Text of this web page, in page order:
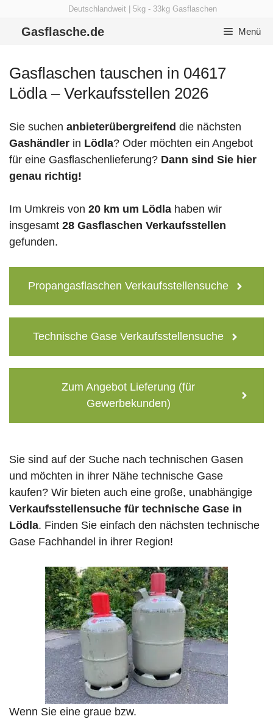
Deutschlandweit | 5kg - 33kg Gasflaschen
Gasflasche.de Menü
Gasflaschen tauschen in 04617
Lödla – Verkaufsstellen 2026
Sie suchen anbieterübergreifend die nächsten
Gashändler in Lödla? Oder möchten ein Angebot
für eine Gasflaschenlieferung? Dann sind Sie hier
genau richtig!
Im Umkreis von 20 km um Lödla haben wir
insgesamt 28 Gasflaschen Verkaufsstellen
gefunden.
Propangasflaschen Verkaufsstellensuche
Technische Gase Verkaufsstellensuche
Zum Angebot Lieferung (für
Gewerbekunden)
Sie sind auf der Suche nach technischen Gasen
und möchten in ihrer Nähe technische Gase
kaufen? Wir bieten auch eine große, unabhängige
Verkaufsstellensuche für technische Gase in
Lödla. Finden Sie einfach den nächsten technische
Gase Fachhandel in ihrer Region!
Wenn Sie eine graue bzw.